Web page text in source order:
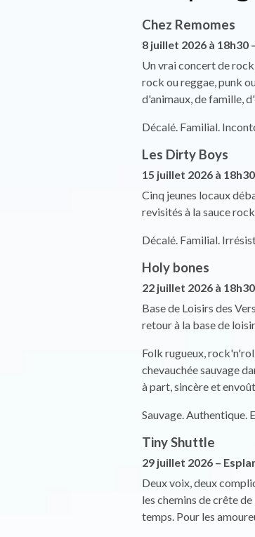
Chez Remomes
8 juillet 2026 à 18h30
Un vrai concert de
rock ou reggae, punk
d'animaux, de famille,
Décalé. Familial.
Les Dirty Boys
15 juillet 2026 à
Cinq jeunes locaux
revisités à la sauce
Décalé. Familial.
Holy bones
22 juillet 2026 à 18h30
Base de Loisirs des
retour à la base de
Folk rugueux,
chevauchée sauvage
à part, sincère et
Sauvage. Authentique.
Tiny Shuttle
29 juillet 2026 –
Deux voix, deux
les chemins de crête
temps. Pour les